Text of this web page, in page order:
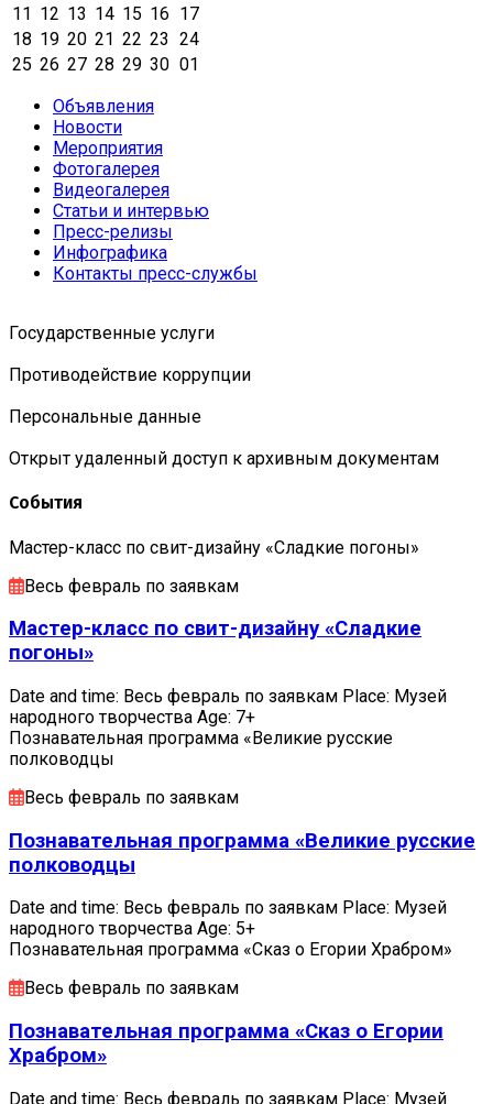
11 12 13 14 15 16 17
18 19 20 21 22 23 24
25 26 27 28 29 30 01
Объявления
Новости
Мероприятия
Фотогалерея
Видеогалерея
Статьи и интервью
Пресс-релизы
Инфографика
Контакты пресс-службы
Государственные услуги
Противодействие коррупции
Персональные данные
Открыт удаленный доступ к архивным документам
События
Мастер-класс по свит-дизайну «Сладкие погоны»
Весь февраль по заявкам
Мастер-класс по свит-дизайну «Сладкие
погоны»
Date and time: Весь февраль по заявкам Place: Музей
народного творчества Age: 7+
Познавательная программа «Великие русские
полководцы
Весь февраль по заявкам
Познавательная программа «Великие русские
полководцы
Date and time: Весь февраль по заявкам Place: Музей
народного творчества Age: 5+
Познавательная программа «Сказ о Егории Храбром»
Весь февраль по заявкам
Познавательная программа «Сказ о Егории
Храбром»
Date and time: Весь февраль по заявкам Place: Музей